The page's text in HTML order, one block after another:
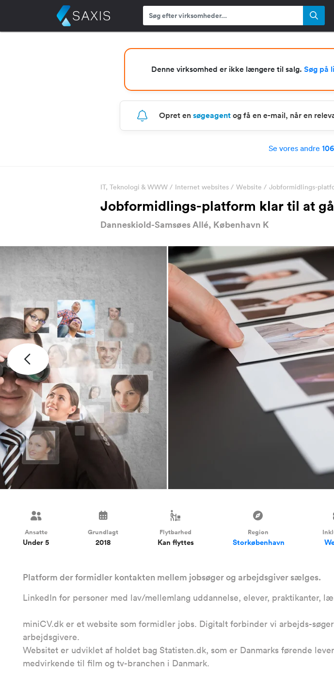
Denne virksomhed er ikke længere til salg. Søg på
Opret ensøgeagentog få en e-mail, når en
Se vores andre 106
IT, Teknologi & WWW / Internet websites / Website / Jobformidlings-
Jobformidlings-platform klar til at
Danneskiold-Samsøes Allé, København K
Ansatte
Under 5
Grundlagt
2018
Flytbarhed
Kan flyttes
Region
Storkøbenhavn
Platform der formidler kontakten mellem jobsøger og arbejdsgiver sælges.
LinkedIn for personer med lav/mellemlang uddannelse, elever, praktikanter,
miniCV.dk er et website som formidler jobs. Digitalt forbinder vi arbejds-
arbejdsgivere.
Websitet er udviklet af holdet bag Statisten.dk, som er Danmarks førende
medvirkende til film og tv-branchen i Danmark.